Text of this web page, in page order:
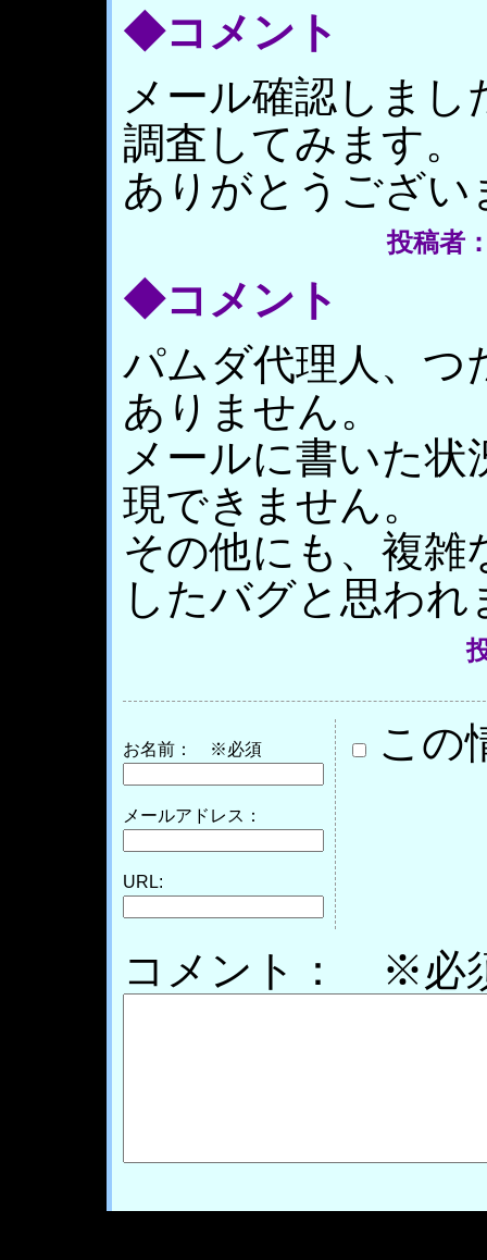
◆コメント
メール確認しまし
調査してみます。
ありがとうござい
投稿者
◆コメント
パムダ代理人、つ
ありません。
メールに書いた
現できません。
その他にも、複雑
したバグと思わ
お名前： ※必須
メールアドレス：
URL:
この
コメント： ※必